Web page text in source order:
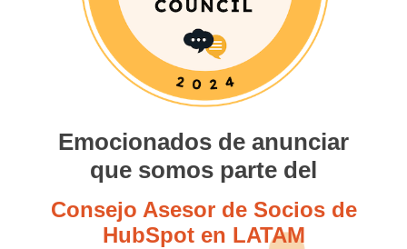
Emocionados de anunciar
que somos parte del
Consejo Asesor de Socios de
HubSpot en LATAM